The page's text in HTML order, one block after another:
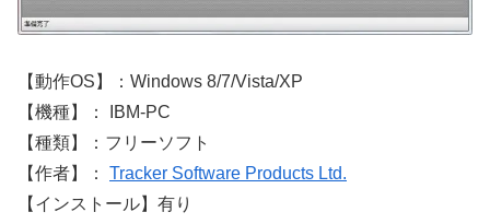
【動作OS】：Windows 8/7/Vista/XP
【機種】： IBM-PC
【種類】：フリーソフト
【作者】： Tracker Software Products Ltd.
【インストール】有り